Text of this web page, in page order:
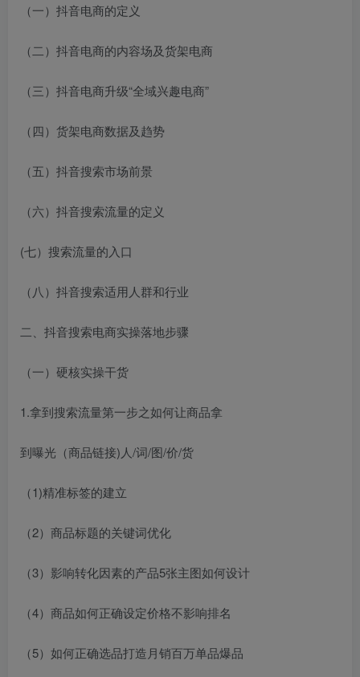
（一）抖音电商的定义
（二）抖音电商的内容场及货架电商
（三）抖音电商升级“全域兴趣电商”
（四）货架电商数据及趋势
（五）抖音搜索市场前景
（六）抖音搜索流量的定义
(七）搜索流量的入口
（八）抖音搜索适用人群和行业
二、抖音搜索电商实操落地步骤
（一）硬核实操干货
1.拿到搜索流量第一步之如何让商品拿
到曝光（商品链接)人/词/图/价/货
（1)精准标签的建立
（2）商品标题的关键词优化
（3）影响转化因素的产品5张主图如何设计
（4）商品如何正确设定价格不影响排名
（5）如何正确选品打造月销百万单品爆品